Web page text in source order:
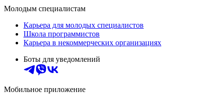
Молодым специалистам
Карьера для молодых специалистов
Школа программистов
Карьера в некоммерческих организациях
Боты для уведомлений
Мобильное приложение